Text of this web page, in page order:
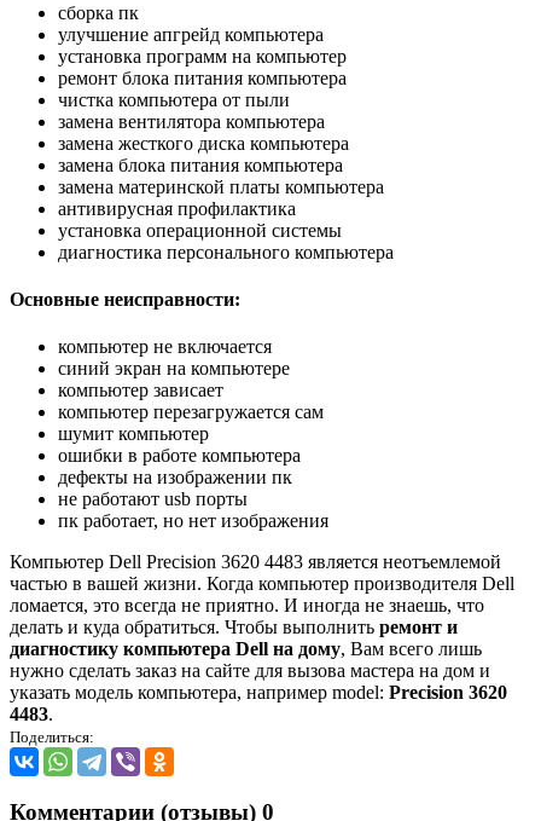
сборка пк
улучшение апгрейд компьютера
установка программ на компьютер
ремонт блока питания компьютера
чистка компьютера от пыли
замена вентилятора компьютера
замена жесткого диска компьютера
замена блока питания компьютера
замена материнской платы компьютера
антивирусная профилактика
установка операционной системы
диагностика персонального компьютера
Основные неисправности:
компьютер не включается
синий экран на компьютере
компьютер зависает
компьютер перезагружается сам
шумит компьютер
ошибки в работе компьютера
дефекты на изображении пк
не работают usb порты
пк работает, но нет изображения
Компьютер Dell Precision 3620 4483 является неотъемлемой
частью в вашей жизни. Когда компьютер производителя Dell
ломается, это всегда не приятно. И иногда не знаешь, что
делать и куда обратиться. Чтобы выполнить ремонт и
диагностику компьютера Dell на дому, Вам всего лишь
нужно сделать заказ на сайте для вызова мастера на дом и
указать модель компьютера, например model: Precision 3620
4483.
Поделиться:
Комментарии (отзывы) 0